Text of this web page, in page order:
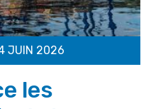
JUIN 2026
les